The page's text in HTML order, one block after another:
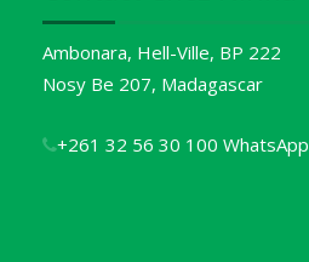
Ambonara, Hell-Ville, BP 222
Nosy Be 207, Madagascar
+261 32 56 30 100 WhatsApp